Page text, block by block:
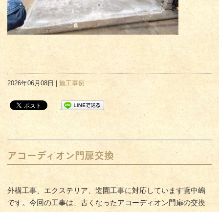
2026年06月08日 | 施工事例
アコーディオン門扉交換
外構工事、エクステリア、造園工事に対応しています鳶中嶋
です。今回の工事は、古くなったアコーディオン門扉の交換